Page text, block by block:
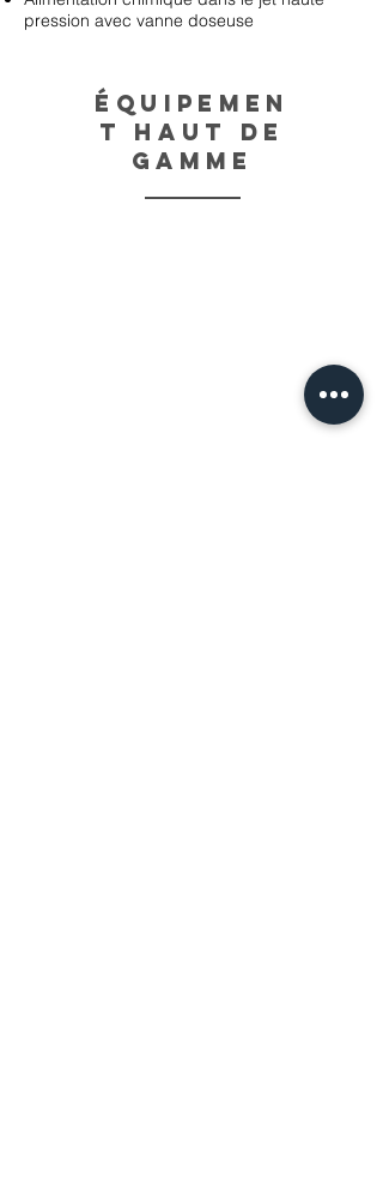
pression avec vanne doseuse
Équipemen
t haut de
gamme